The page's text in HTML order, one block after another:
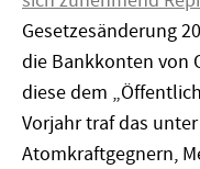
Gesetzesänderung
die Bankkonten von
diese dem
Vorjahr traf das
Atomkraftgegnern,